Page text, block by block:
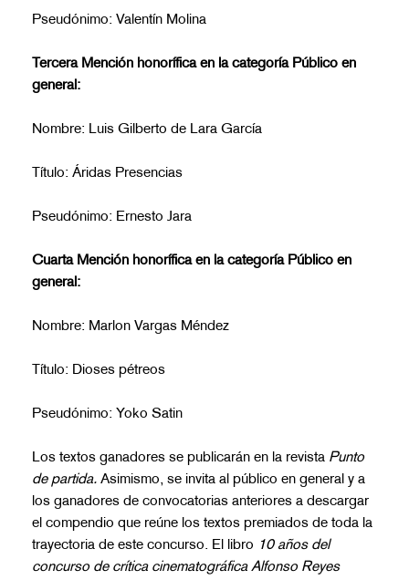
Pseudónimo: Valentín Molina
Tercera Mención honorífica en la categoría Público en
general:
Nombre: Luis Gilberto de Lara García
Título: Áridas Presencias
Pseudónimo: Ernesto Jara
Cuarta Mención honorífica en la categoría Público en
general:
Nombre: Marlon Vargas Méndez
Título: Dioses pétreos
Pseudónimo: Yoko Satin
Los textos ganadores se publicarán en la revista Punto
de partida. Asimismo, se invita al público en general y a
los ganadores de convocatorias anteriores a descargar
el compendio que reúne los textos premiados de toda la
trayectoria de este concurso. El libro 10 años del
concurso de crítica cinematográfica Alfonso Reyes